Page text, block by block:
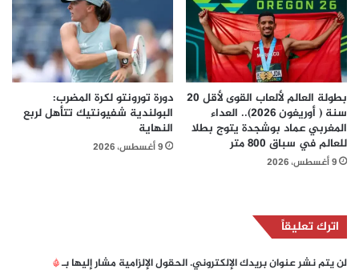
بطولة العالم لألعاب القوى لأقل 20
سنة ( أوريغون 2026).. العداء
المغربي عماد بوشجدة يتوج بطلا
للعالم في سباق 800 متر
9 أغسطس، 2026
دورة تورونتو لكرة المضرب:
البولندية شفيونتيك تتأهل لربع
النهاية
9 أغسطس، 2026
اترك تعليقاً
لن يتم نشر عنوان بريدك الإلكتروني.الحقول الإلزامية مشار إليها بـ*